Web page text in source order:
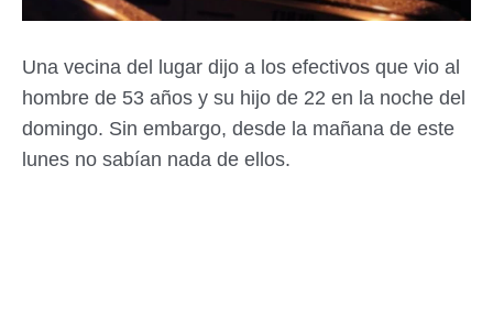
Una vecina del lugar dijo a los efectivos que vio al
hombre de 53 años y su hijo de 22 en la noche del
domingo. Sin embargo, desde la mañana de este
lunes no sabían nada de ellos.